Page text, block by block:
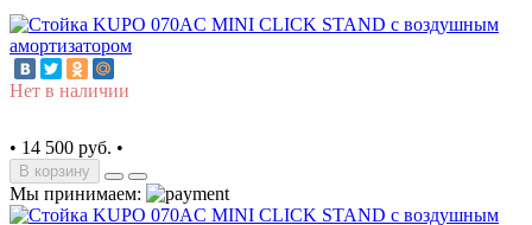
Нет в наличии
• 14 500 руб. •
В корзину
Мы принимаем: